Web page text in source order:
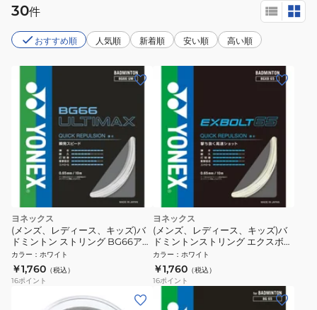
30件
おすすめ順 人気順 新着順 安い順 高い順
ヨネックス
(メンズ、レディース、キッズ)バ
ドミントン ストリング BG66アル
ティマックス(BG66 ULTIMAX)
BG66UM-430
カラー ： ホワイト
￥1,760 （税込）
16ポイント
ヨネックス
(メンズ、レディース、キッズ)バ
ドミントンストリング エクスボル
ト65 BGXB65-011
カラー ： ホワイト
￥1,760 （税込）
16ポイント